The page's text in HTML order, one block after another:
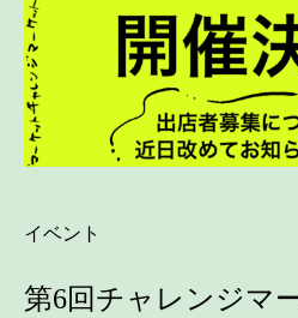
イベント
第6回チャレンジマ